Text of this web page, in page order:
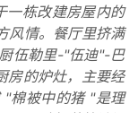
一栋改建房屋内的
风情。餐厅里挤满
伍勒里-"伍迪"-巴
房的炉灶，主要经
"棉被中的猪 "是理